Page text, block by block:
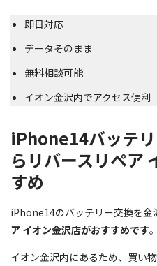
即日対応
データそのまま
無料相談可能
イオン金沢内でアクセス便利
iPhone14バッテ
らリバースリペア
すめ
iPhone14のバッテリー交換を金
ア イオン金沢店がおすすめです。
イオン金沢内にあるため、買い